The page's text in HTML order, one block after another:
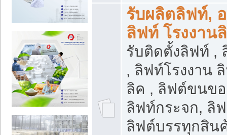
รับผลิตลิฟท์,
ลิฟท์ โรงงาน
รับติดตั้งลิฟท์ ,
, ลิฟท์โรงงาน
ลิค , ลิฟต์ขนข
ลิฟท์กระจก, ลิ
ลิฟต์บรรทุกสิน